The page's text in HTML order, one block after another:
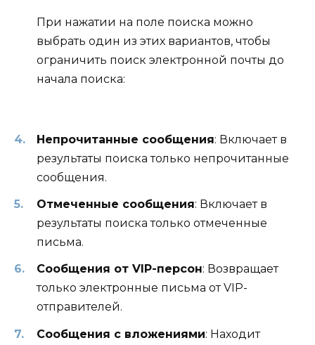
При нажатии на поле поиска можно
выбрать один из этих вариантов, чтобы
ограничить поиск электронной почты до
начала поиска:
Непрочитанные сообщения: Включает в
результаты поиска только непрочитанные
сообщения.
Отмеченные сообщения: Включает в
результаты поиска только отмеченные
письма.
Сообщения от VIP-персон: Возвращает
только электронные письма от VIP-
отправителей.
Сообщения с вложениями: Находит